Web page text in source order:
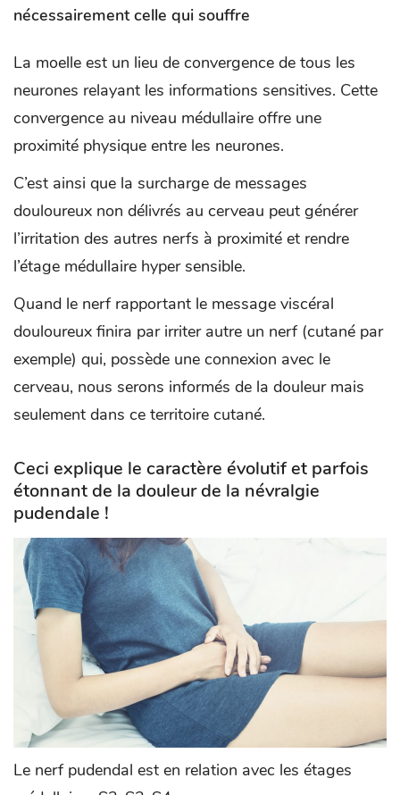
nécessairement celle qui souffre
La moelle est un lieu de convergence de tous les
neurones relayant les informations sensitives. Cette
convergence au niveau médullaire offre une
proximité physique entre les neurones.
C’est ainsi que la surcharge de messages
douloureux non délivrés au cerveau peut générer
l’irritation des autres nerfs à proximité et rendre
l’étage médullaire hyper sensible.
Quand le nerf rapportant le message viscéral
douloureux finira par irriter autre un nerf (cutané par
exemple) qui, possède une connexion avec le
cerveau, nous serons informés de la douleur mais
seulement dans ce territoire cutané.
Ceci explique le caractère évolutif et parfois
étonnant de la douleur de la névralgie
pudendale !
Le nerf pudendal est en relation avec les étages